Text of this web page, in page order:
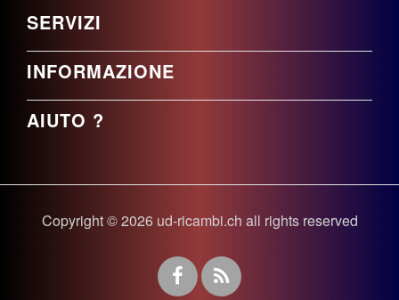
SERVIZI
INFORMAZIONE
AIUTO ?
Copyright © 2026 ud-ricambi.ch all rights reserved